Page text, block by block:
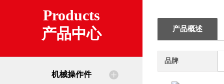
Products
产品中心
机械操作件
产品概述
品牌